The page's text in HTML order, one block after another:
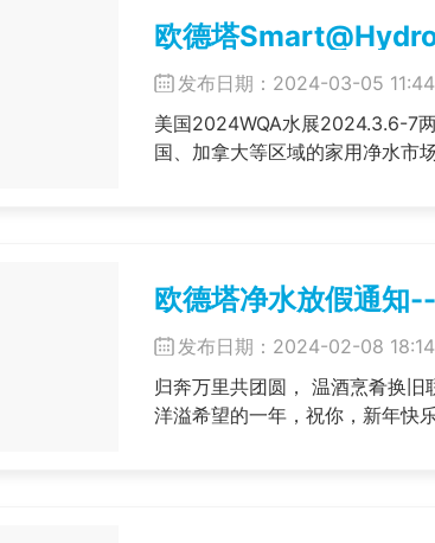
欧德塔
发布日期：2024-03-05 11:44
美国2024WQA水展2024.3.6-7
国、加拿大等区域的家用净水市
欧德塔净水放假通知
发布日期：2024-02-08 18:14
​归奔万里共团圆， 温酒烹肴换旧联。一度忧欢挥手去， 心花意果到新年。 花儿散播芬芳，友谊传递温暖，让我们欢愉在